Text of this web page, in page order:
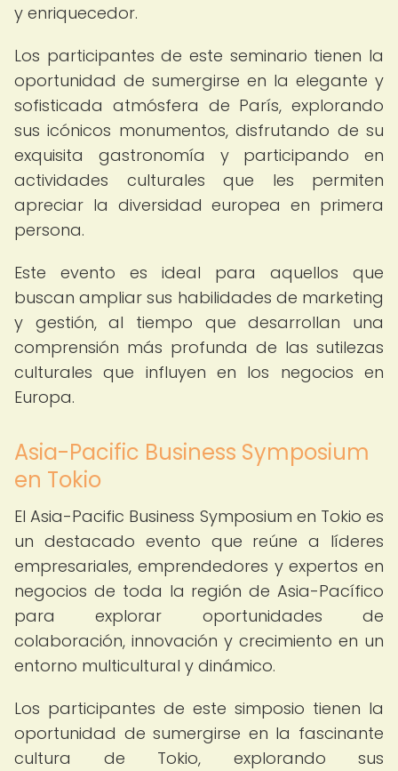
y enriquecedor.
Los participantes de este seminario tienen la
oportunidad de sumergirse en la elegante y
sofisticada atmósfera de París, explorando
sus icónicos monumentos, disfrutando de su
exquisita gastronomía y participando en
actividades culturales que les permiten
apreciar la diversidad europea en primera
persona.
Este evento es ideal para aquellos que
buscan ampliar sus habilidades de marketing
y gestión, al tiempo que desarrollan una
comprensión más profunda de las sutilezas
culturales que influyen en los negocios en
Europa.
Asia-Pacific Business Symposium
en Tokio
El Asia-Pacific Business Symposium en Tokio es
un destacado evento que reúne a líderes
empresariales, emprendedores y expertos en
negocios de toda la región de Asia-Pacífico
para explorar oportunidades de
colaboración, innovación y crecimiento en un
entorno multicultural y dinámico.
Los participantes de este simposio tienen la
oportunidad de sumergirse en la fascinante
cultura de Tokio, explorando sus